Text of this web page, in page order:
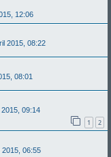
12:06
2015, 08:22
08:01
09:14
1 2
2015, 06:55